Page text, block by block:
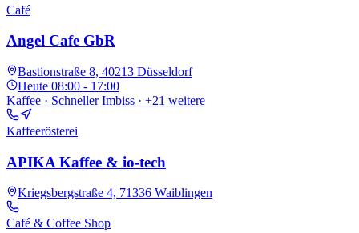
Café
Angel Cafe GbR
Bastionstraße 8, 40213 Düsseldorf
Heute 08:00 - 17:00
Kaffee · Schneller Imbiss · +21 weitere
Kaffeerösterei
APIKA Kaffee & io-tech
Kriegsbergstraße 4, 71336 Waiblingen
Café & Coffee Shop